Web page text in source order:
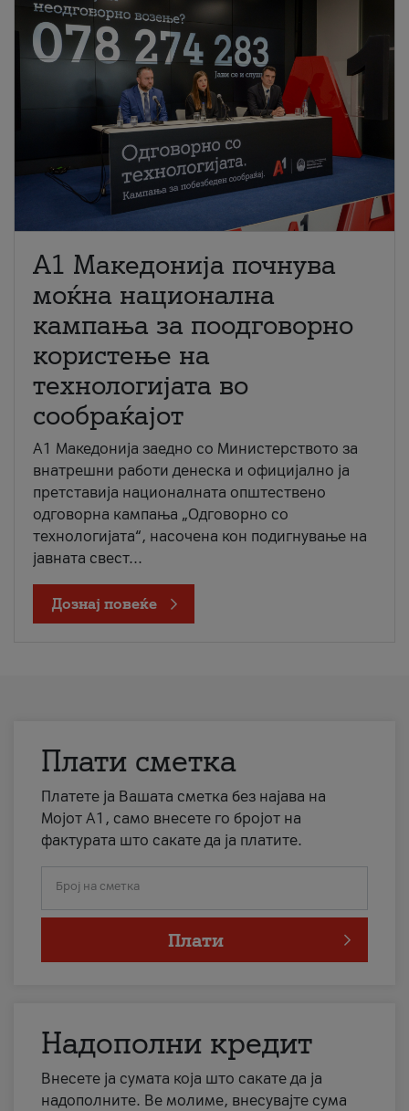
A1 Македонија почнува
моќна национална
кампања за поодговорно
користење на
технологијата во
сообраќајот
A1 Македонија заедно со Министерството за
внатрешни работи денеска и официјално ја
претставија националната општествено
одговорна кампања „Одговорно со
технологијата“, насочена кон подигнување на
јавната свест...
Дознај повеќе
Плати сметка
Платете ја Вашата сметка без најава на
Мојот А1, само внесете го бројот на
фактурата што сакате да ја платите.
Број на сметка
Плати
Надополни кредит
Внесете ја сумата која што сакате да ја
надополните. Ве молиме, внесувајте сума